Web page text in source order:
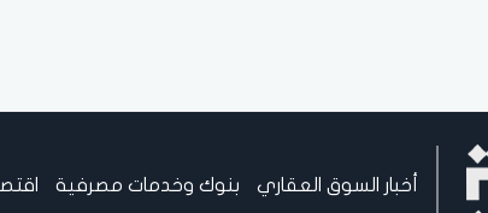
أخبار السوق العقاري بنوك وخدمات مصرفية